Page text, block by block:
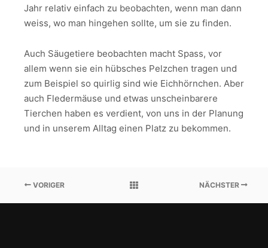
Jahr relativ einfach zu beobachten, wenn man dann
weiss, wo man hingehen sollte, um sie zu finden.
Auch Säugetiere beobachten macht Spass, vor
allem wenn sie ein hübsches Pelzchen tragen und
zum Beispiel so quirlig sind wie Eichhörnchen. Aber
auch Fledermäuse und etwas unscheinbarere
Tierchen haben es verdient, von uns in der Planung
und in unserem Alltag einen Platz zu bekommen.
VORIGER NÄCHSTER